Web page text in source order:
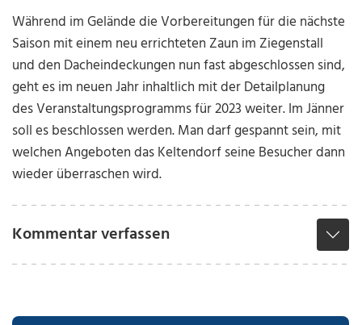
Während im Gelände die Vorbereitungen für die nächste
Saison mit einem neu errichteten Zaun im Ziegenstall
und den Dacheindeckungen nun fast abgeschlossen sind,
geht es im neuen Jahr inhaltlich mit der Detailplanung
des Veranstaltungsprogramms für 2023 weiter. Im Jänner
soll es beschlossen werden. Man darf gespannt sein, mit
welchen Angeboten das Keltendorf seine Besucher dann
wieder überraschen wird.
Kommentar verfassen